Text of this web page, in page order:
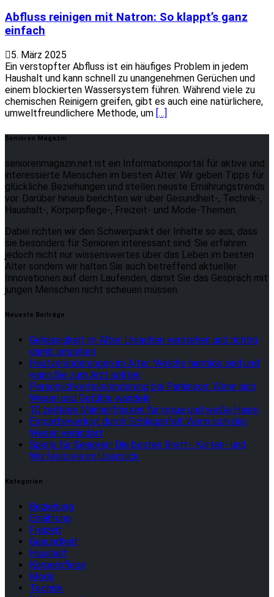
Abfluss reinigen mit Natron: So klappt’s ganz
einfach
5. März 2025
Ein verstopfter Abfluss ist ein häufiges Problem in jedem
Haushalt und kann schnell zu unangenehmen Gerüchen und
einem blockierten Wassersystem führen. Während viele zu
chemischen Reinigern greifen, gibt es auch eine natürlichere,
umweltfreundlichere Methode, um […]
Senioren Magazin
seniorenmagazin.net ist ein Informationsportal für aktive und
interessierte Menschen im besten Alter. Wir geben Tipps für
glückliche Beziehungen und stellen neuste Ernährungstrends
vor. Darüber hinaus berichten wir über Gesundheit-, Technik-,
Haushalt-, Körperpflege-, Freizeit- und Mode-Themen.
Dabei richten wir den Schwerpunkt der Inhalte so aus, dass
sie besonders für Senioren interessant sind. Sie erfahren
jedoch nicht nur wissenswertes über das Leben im besten
Alter sondern wir halten Sie auch betreffend aktueller
Innovationen auf dem Laufenden, damit Sie das Gespräch mit
jungen Menschen nicht scheuen müssen.
Neueste Beiträge
Gehässigkeit im Alter: Ursachen verstehen und richtig
damit umgehen
Hautveränderungen im Alter: Welche harmlos sind und
wann Sie zum Arzt sollten
Persönlichkeitsveränderung bei Parkinson: Wenn sich
Wesen und Gefühle wandeln
10 zeitlose Männerfrisuren für graue und weiße Haare
Empathieverlust durch Schlaganfall: Wenn sich das
Wesen verändert
Spiele für Senioren: Die besten Brett-, Karten- und
Würfelspiele im Überblick
Kategorien
Beziehung
Ernährung
Freizeit
Gesundheit
Haushalt
Körperpflege
Mode
Technik